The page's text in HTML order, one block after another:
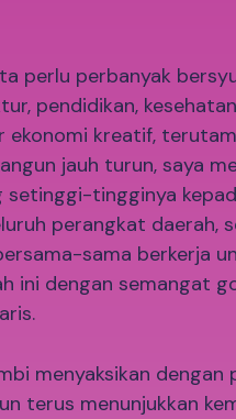
perlu perbanyak
pendidikan,
ekonomi kreatif,
jauh turun, saya
setinggi-tingginya
perangkat daerah,
sama berkerja
ini dengan semangat
menyaksikan dengan
terus menunjukkan